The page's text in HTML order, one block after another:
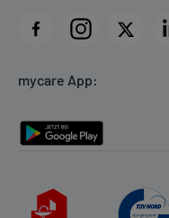
Datenschutz
Rückgabe/Widerruf
mycare App: